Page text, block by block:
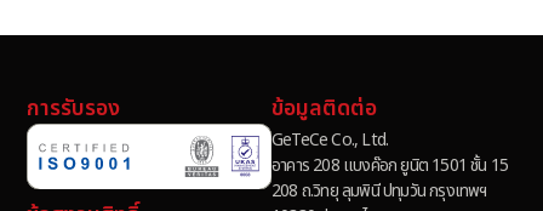
การรับรอง ข้อมูลติดต่อ
GeTeCe Co., Ltd.
อาคาร 208 แบงค๊อก ยูนิต 1501 ชั้น 15
208 ถ.วิทยุ ลุมพินี ปทุมวัน กรุงเทพฯ